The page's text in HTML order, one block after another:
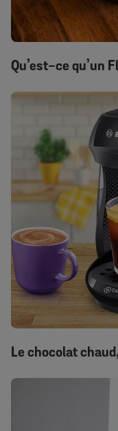
Qu’est-ce qu’un
Le chocolat